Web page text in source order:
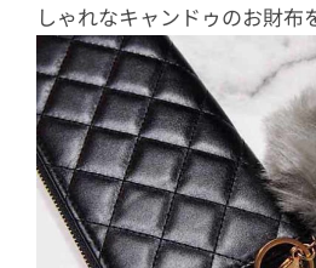
しゃれなキャンドゥのお財布